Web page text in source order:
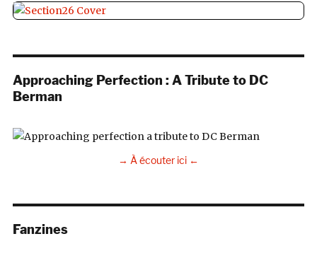
Approaching Perfection : A Tribute to DC
Berman
→ À écouter ici ←
Fanzines